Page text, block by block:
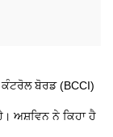
ਬੋਰਡ (BCCI)
ਅਸ਼ਵਿਨ ਨੇ ਕਿਹਾ ਹੈ